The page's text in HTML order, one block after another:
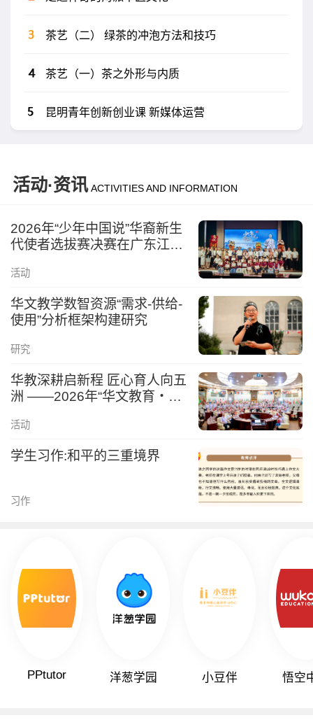
茶艺（二） 绿茶的冲泡方法和技巧
茶艺（一）茶之外形与内质
昆明青年创新创业课 新媒体运营
活动·资讯 ACTIVITIES AND INFORMATION
活动
2026年“少年中国说”华裔新生
代使者选拔赛决赛在广东江门
研究
华文教学数智资源“需求-供给-
使用”分析框架构建研究
活动
华教深耕启新程 匠心育人向五
洲 ——2026年“华文教育・华
习作
学生习作:和平的三重境界
PPtutor 洋葱学园 小豆伴 悟空